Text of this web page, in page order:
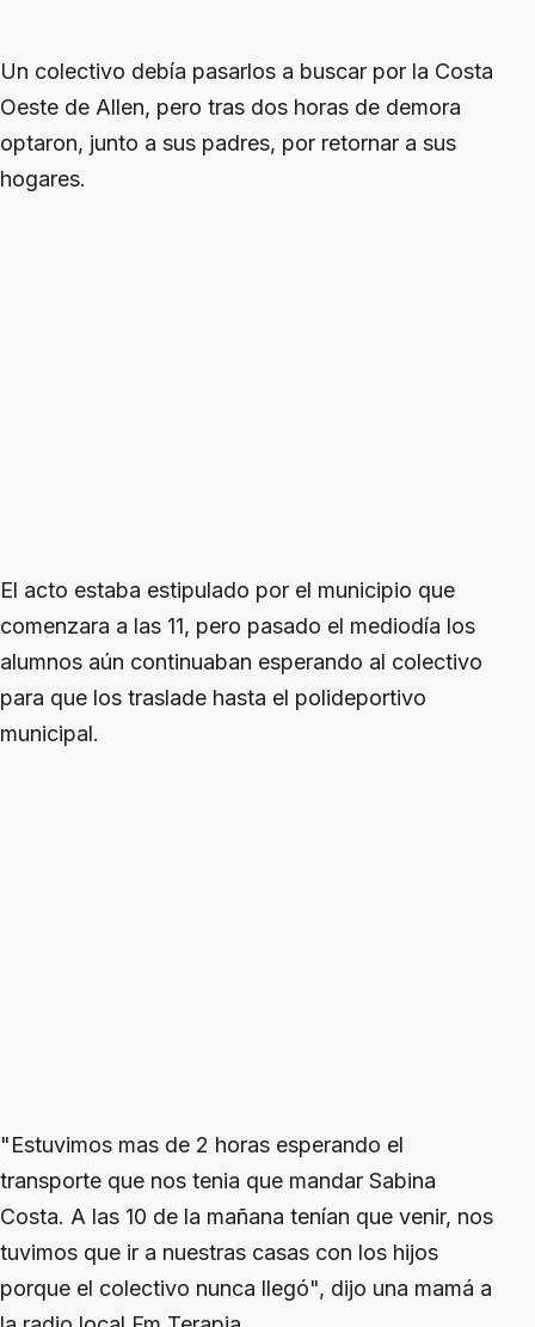
Un colectivo debía pasarlos a buscar por la Costa
Oeste de Allen, pero tras dos horas de demora
optaron, junto a sus padres, por retornar a sus
hogares.
El acto estaba estipulado por el municipio que
comenzara a las 11, pero pasado el mediodía los
alumnos aún continuaban esperando al colectivo
para que los traslade hasta el polideportivo
municipal.
"Estuvimos mas de 2 horas esperando el
transporte que nos tenia que mandar Sabina
Costa. A las 10 de la mañana tenían que venir, nos
tuvimos que ir a nuestras casas con los hijos
porque el colectivo nunca llegó", dijo una mamá a